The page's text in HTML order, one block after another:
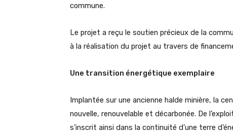
commune.
Le projet a reçu le soutien précieux de la
à la réalisation du projet au travers de
Une transition énergétique exemplaire
Implantée sur une ancienne halde minière, la
nouvelle, renouvelable et décarbonée. De
s’inscrit ainsi dans la continuité d’une terre